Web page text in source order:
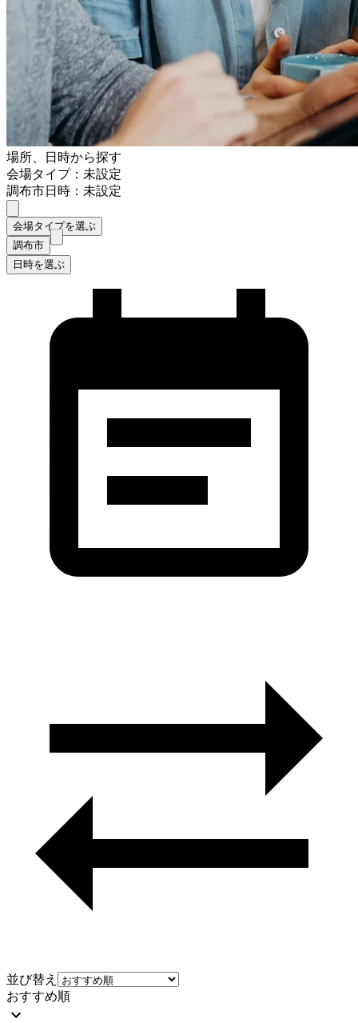
場所、日時から探す
会場タイプ：未設定
調布市日時：未設定
会場タイプを選ぶ
調布市
日時を選ぶ
並び替え
おすすめ順